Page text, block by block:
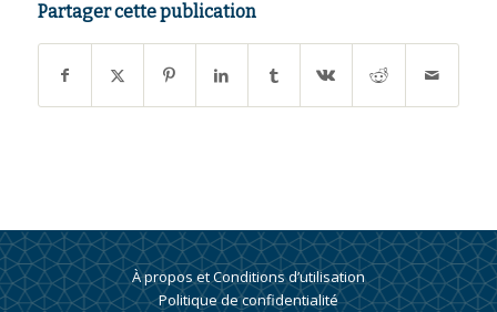
Partager cette publication
À propos et Conditions d’utilisation
Politique de confidentialité